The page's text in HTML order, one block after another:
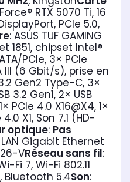
RTX 5070 Ti, 16
PCIe 5.0,
: ASUS TUF GAMING
1851, chipset Intel®
PCIe, 3× PCIe
(6 Gbit/s), prise en
Gen2 Type-C, 3×
3.2 Gen1, 2× USB
PCIe 4.0 X16@X4, 1×
X1, Son 7.1 (HD-
optique: Pas
LAN Gigabit Ethernet
VRéseau sans fil:
Fi 7, Wi-Fi 802.11
5.4Son: